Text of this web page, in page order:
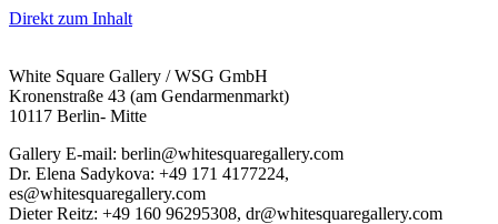
Direkt zum Inhalt
White Square Gallery / WSG GmbH
Kronenstraße 43 (am Gendarmenmarkt)
10117 Berlin- Mitte
Gallery E-mail: berlin@whitesquaregallery.com
Dr. Elena Sadykova: +49 171 4177224,
es@whitesquaregallery.com
Dieter Reitz: +49 160 96295308, dr@whitesquaregallery.com